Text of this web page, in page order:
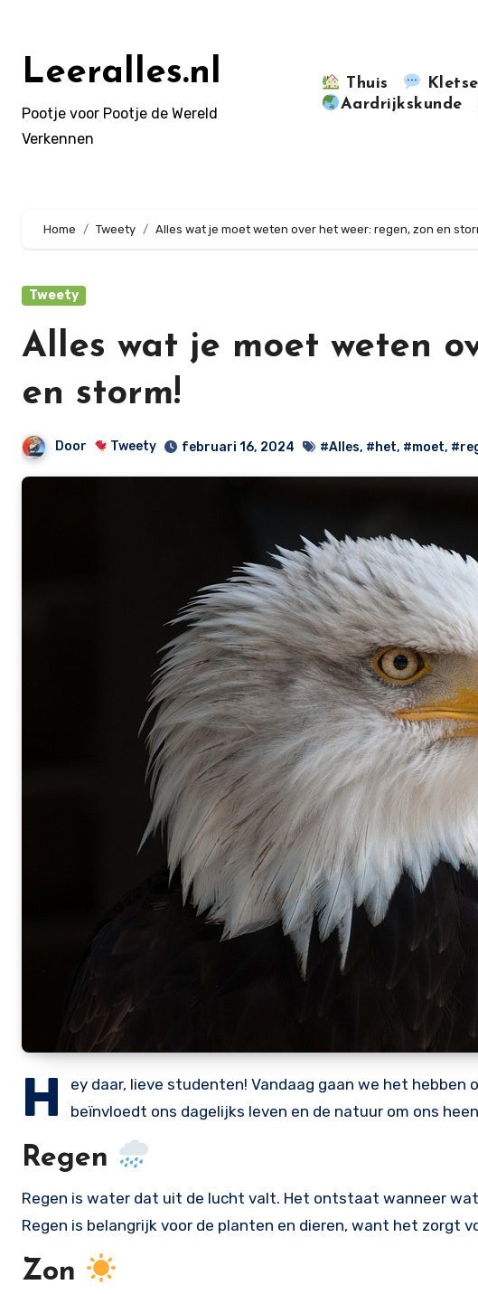
inhoudLeeralles.nl
Pootje voor Pootje de Wereld
Verkennen
Thuis
Aardrijkskunde
Home Tweety Alles wat je moet weten over het weer: regen, zon en
Tweety
Alles wat je moet weten
en storm!
Door Tweety februari 16, 2024 #Alles, #het, #moet,
H
ey daar, lieve studenten! Vandaag gaan we het
beïnvloedt ons dagelijks leven en de natuur om ons
Regen
Regen is water dat uit de lucht valt. Het ontstaat wanneer
Regen is belangrijk voor de planten en dieren, want het zorgt
Zon